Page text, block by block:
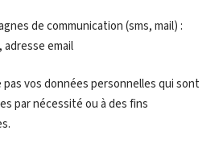
de communication (sms, mail) :
email
vos données personnelles qui sont
par nécessité ou à des fins